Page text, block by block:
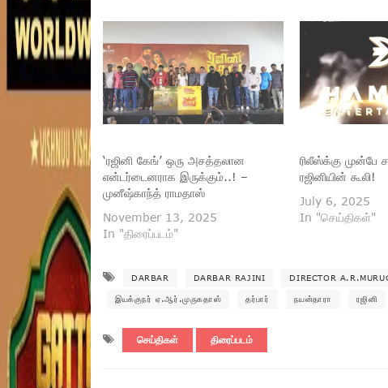
‘ரஜினி கேங்’ ஒரு அசத்தலான
என்டர்டைனராக இருக்கும்..! –
முனீஷ்காந்த் ராமதாஸ்
November 13, 2025
In "திரைப்படம்"
ரிலீஸ்க்கு
ரஜினியின் கூலி!
July 6, 2025
In "செய்திகள்"
DARBAR DARBAR RAJINI DIRECTOR
இயக்குநர் ஏ.ஆர்.முருகதாஸ் தர்பார் நயன்தாரா ரஜினி
செய்திகள் திரைப்படம்